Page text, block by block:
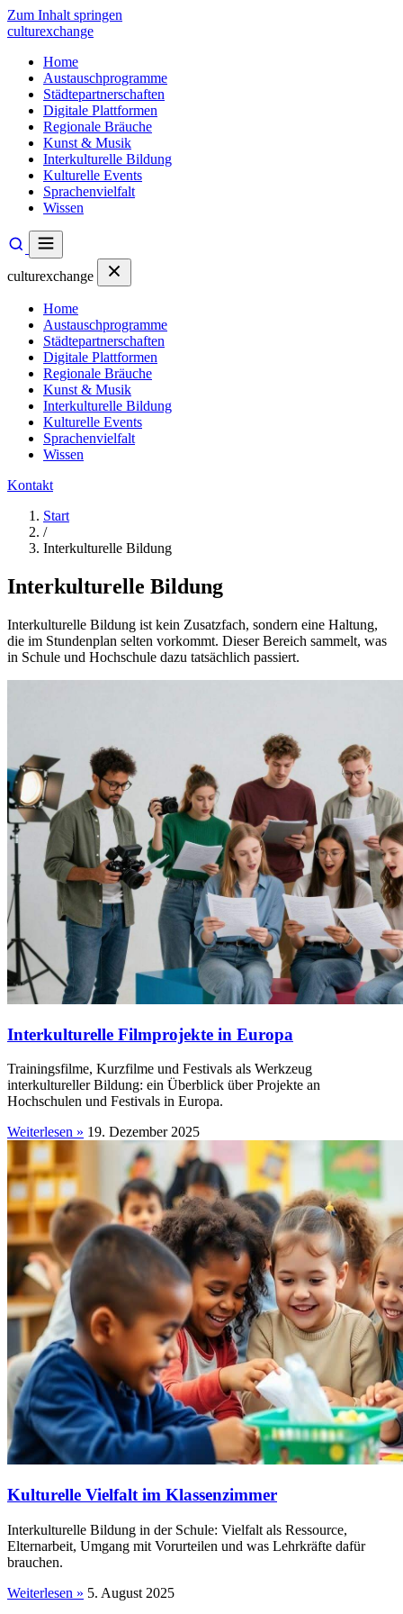
Zum Inhalt springen
culturexchange
Home
Austauschprogramme
Städtepartnerschaften
Digitale Plattformen
Regionale Bräuche
Kunst & Musik
Interkulturelle Bildung
Kulturelle Events
Sprachenvielfalt
Wissen
culturexchange
Home
Austauschprogramme
Städtepartnerschaften
Digitale Plattformen
Regionale Bräuche
Kunst & Musik
Interkulturelle Bildung
Kulturelle Events
Sprachenvielfalt
Wissen
Kontakt
Start
/
Interkulturelle Bildung
Interkulturelle Bildung
Interkulturelle Bildung ist kein Zusatzfach, sondern eine Haltung,
die im Stundenplan selten vorkommt. Dieser Bereich sammelt, was
in Schule und Hochschule dazu tatsächlich passiert.
Interkulturelle Filmprojekte in Europa
Trainingsfilme, Kurzfilme und Festivals als Werkzeug
interkultureller Bildung: ein Überblick über Projekte an
Hochschulen und Festivals in Europa.
Weiterlesen » 19. Dezember 2025
Kulturelle Vielfalt im Klassenzimmer
Interkulturelle Bildung in der Schule: Vielfalt als Ressource,
Elternarbeit, Umgang mit Vorurteilen und was Lehrkräfte dafür
brauchen.
Weiterlesen » 5. August 2025